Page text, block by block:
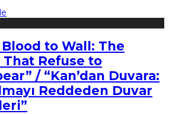
to Wall: The
That Refuse to
/ “Kan’dan Duvara:
Reddeden Duvar